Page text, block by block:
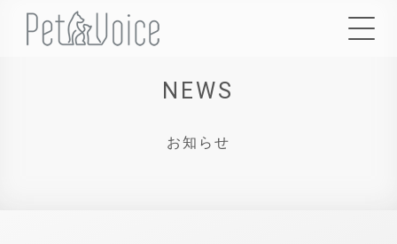
NEWS
お知らせ